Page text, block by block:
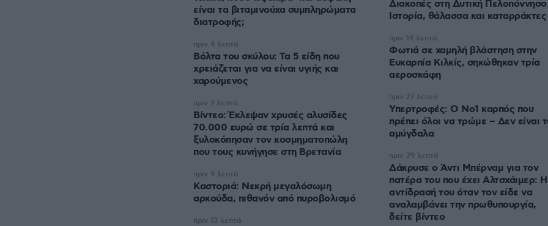
είναι τα βιταμινούχα συμπληρώματα
διατροφής;
Βόλτα του σκύλου: Τα 5 είδη που
χρειάζεται για να είναι υγιής και
χαρούμενος
πριν 4 λεπτά
Βίντεο: Έκλεψαν χρυσές αλυσίδες
70.000 ευρώ σε τρία λεπτά και
ξυλοκόπησαν τον κοσμηματοπώλη
που τους κυνήγησε στη Βρετανία
πριν 7 λεπτά
Καστοριά: Νεκρή μεγαλόσωμη
αρκούδα, πιθανόν από πυροβολισμό
πριν 9 λεπτά
πριν 13 λεπτά
Διακοπές στη Δυτική
Ιστορία, θάλασσα και καταρράκτες
Φωτιά σε χαμηλή βλάστηση στην
Ευκαρπία Κιλκίς, σηκώθηκαν τρία
αεροσκάφη
πριν 14 λεπτά
Υπερτροφές: Ο Νο1 καρπός που
πρέπει όλοι να τρώμε – Δεν είναι
αμύγδαλα
πριν 27 λεπτά
Δάκρυσε ο Άντι Μπέρναμ για τον
πατέρα του που έχει Αλτσχάιμερ: Η
αντίδρασή του όταν τον είδε να
αναλαμβάνει την πρωθυπουργία,
δείτε βίντεο
πριν 29 λεπτά